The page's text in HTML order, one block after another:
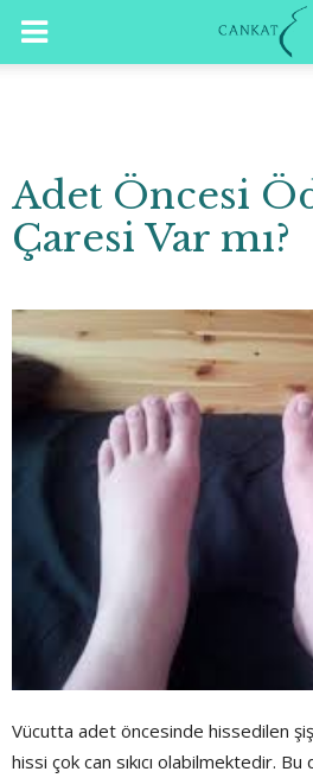
Adet Öncesi
Çaresi Var mı?
Vücutta adet öncesinde hissedilen
hissi çok can sıkıcı olabilmektedir.